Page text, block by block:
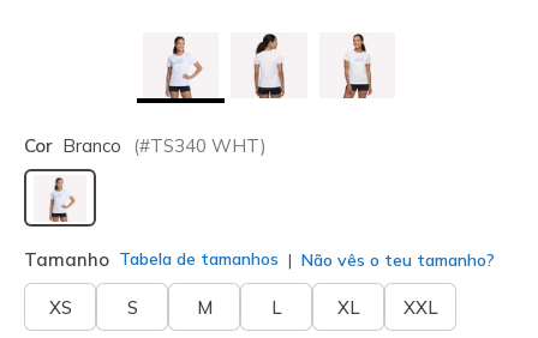
Cor Branco (#TS340 WHT)
selecionado
Tamanho Tabela de tamanhos Não vês o teu tamanho?
XS S M L XL XXL